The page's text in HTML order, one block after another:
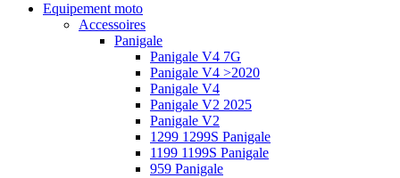
Equipement moto
Accessoires
Panigale
Panigale V4 7G
Panigale V4 >2020
Panigale V4
Panigale V2 2025
Panigale V2
1299 1299S Panigale
1199 1199S Panigale
959 Panigale